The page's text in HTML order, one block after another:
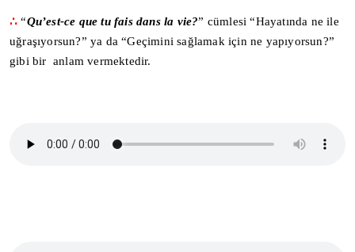
∴ “Qu’est-ce que tu fais dans la vie?” cümlesi “Hayatında ne ile
uğraşıyorsun?” ya da “Geçimini sağlamak için ne yapıyorsun?”
gibi bir anlam vermektedir.